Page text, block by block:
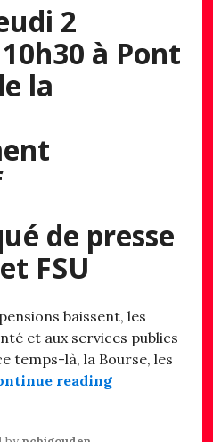
2
à Pont
la
de presse
FSU
baissent, les
et aux services publics
temps-là, la Bourse, les
reading« Retraités :